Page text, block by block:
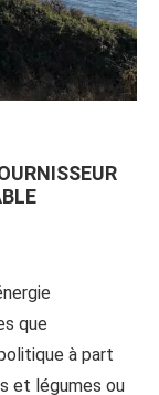
que
à part
et légumes ou